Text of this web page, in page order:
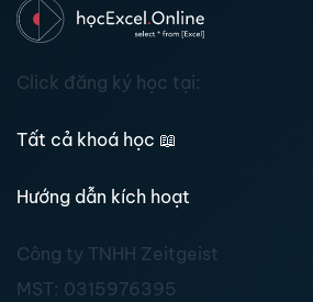
Click đăng ký học tại:
Tất cả khoá học 📖
Hướng dẫn kích hoạt
Công ty TNHH Zeitgeist
MST: 0315976395